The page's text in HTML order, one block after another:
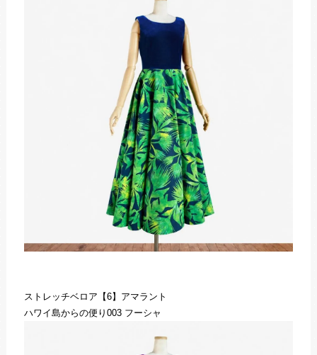
ストレッチベロア【6】アマラント
ハワイ島からの便り003 フーシャ